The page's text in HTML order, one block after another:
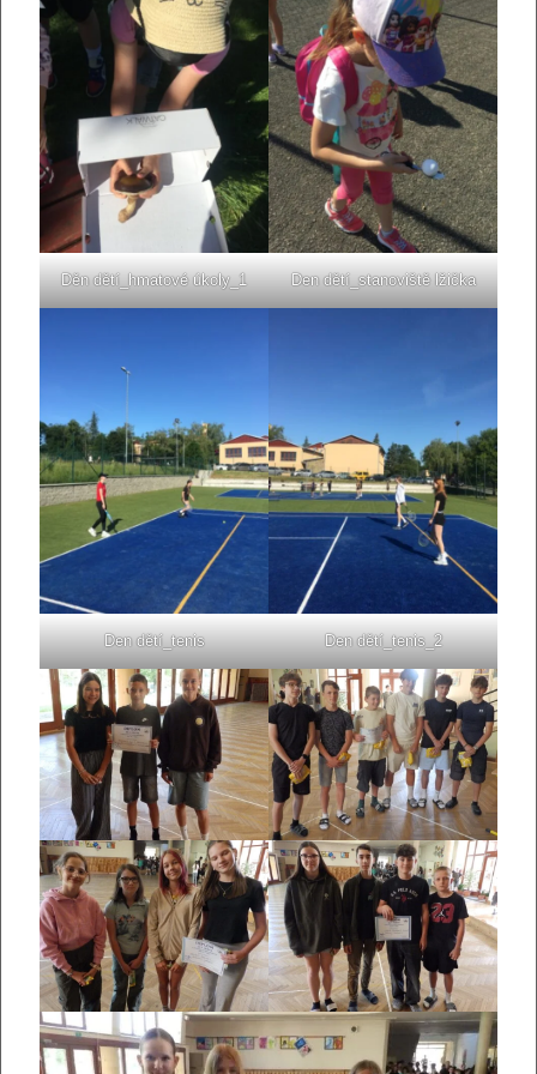
Děn dětí_hmatové úkoly_1 Den dětí_stanoviště lžička
Den dětí_tenis Den dětí_tenis_2